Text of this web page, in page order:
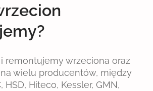
remontujemy wrzeciona oraz
wielu producentów, między
HSD, Hiteco, Kessler, GMN,